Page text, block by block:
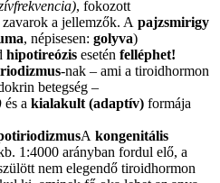
, fokozott
a jellemzők. A pajzsmirigy
, népisesen: golyva)
hipotireózis esetén felléphet!
-nak – ami a tiroidhormon
betegség –
és a kialakult (adaptív) formája
A kongenitális
1:4000 arányban fordul elő, a
nem elegendő tiroidhormon